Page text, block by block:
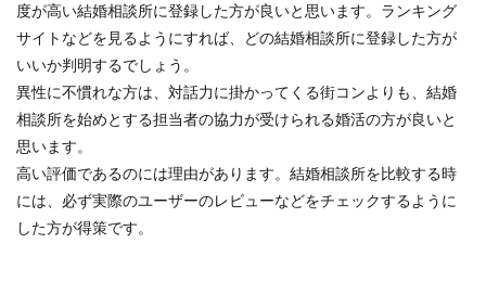
度が高い結婚相談所に登録した方が良いと思います。ランキング
サイトなどを見るようにすれば、どの結婚相談所に登録した方が
いいか判明するでしょう。
異性に不慣れな方は、対話力に掛かってくる街コンよりも、結婚
相談所を始めとする担当者の協力が受けられる婚活の方が良いと
思います。
高い評価であるのには理由があります。結婚相談所を比較する時
には、必ず実際のユーザーのレビューなどをチェックするように
した方が得策です。